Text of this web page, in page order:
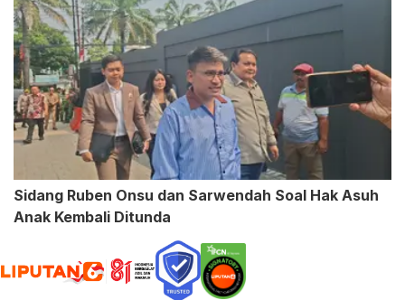
Sidang Ruben Onsu dan Sarwendah Soal Hak Asuh
Anak Kembali Ditunda